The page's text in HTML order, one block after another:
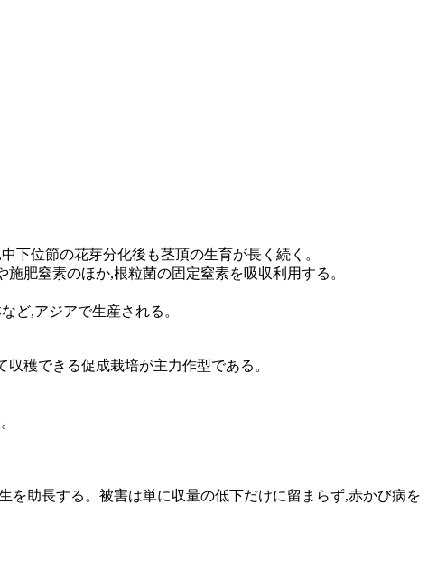
下位節の花芽分化後も茎頂の生育が長く続く。
肥窒素のほか,根粒菌の固定窒素を吸収利用する。
ど,アジアで生産される。
穫できる促成栽培が主力作型である。
長する。被害は単に収量の低下だけに留まらず,赤かび病を